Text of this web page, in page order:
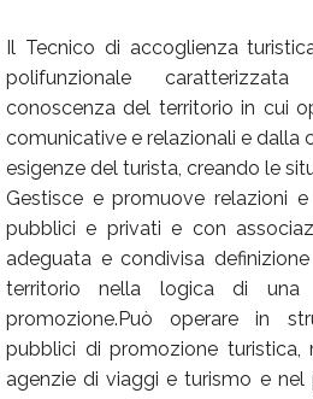
Il Tecnico di accoglienza
polifunzionale
conoscenza del territorio in cui
comunicative e relazionali e dalla
esigenze del turista, creando le
Gestisce e promuove relazioni
pubblici e privati e con
adeguata e condivisa
territorio nella logica di una
promozione.Può operare in
pubblici di promozione turistica,
agenzie di viaggi e turismo e